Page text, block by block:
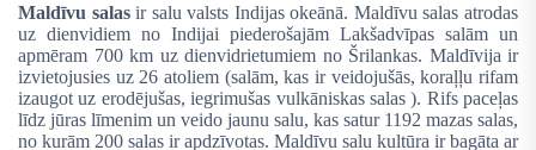
Maldīvu salasir salu valsts Indijas okeānā. Maldīvu salas atrodas
uz dienvidiem no Indijai piederošajām Lakšadvīpas salām un
apmēram 700 km uz dienvidrietumiem no Šrilankas. Maldīvija ir
izvietojusies uz 26 atoliem (salām, kas ir veidojušās, koraļļu rifam
izaugot uz erodējušas, iegrimušas vulkāniskas salas ). Rifs paceļas
līdz jūras līmenim un veido jaunu salu, kas satur 1192 mazas salas,
no kurām 200 salas ir apdzīvotas. Maldīvu salu kultūra ir bagāta ar